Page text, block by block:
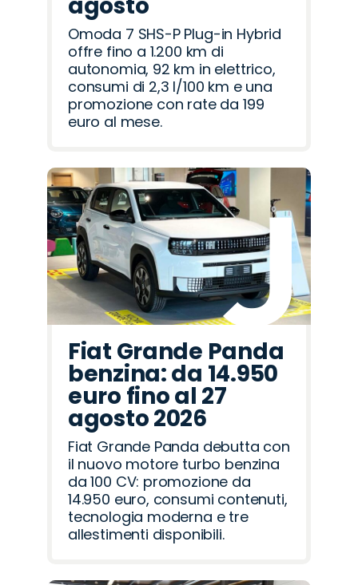
Omoda 7 SHS-P Plug-in Hybrid
offre fino a 1.200 km di
autonomia, 92 km in elettrico,
consumi di 2,3 l/100 km e una
promozione con rate da 199
euro al mese.
Fiat Grande Panda
benzina: da 14.950
euro fino al 27
agosto 2026
Fiat Grande Panda debutta con
il nuovo motore turbo benzina
da 100 CV: promozione da
14.950 euro, consumi contenuti,
tecnologia moderna e tre
allestimenti disponibili.